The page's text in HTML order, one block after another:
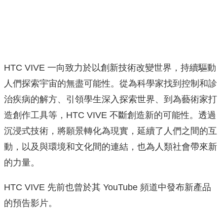
HTC VIVE 一向致力於以創新技術改變世界，持續驅動
人們探索宇宙的無盡可能性。從為科學家找到控制和診
治疾病的解方、引領學生深入探索世界、到為藝術家打
造創作工具等，HTC VIVE 不斷創造新的可能性。透過
沉浸式技術，將願景轉化為現實，延續了人們之間的互
動，以及與環境和文化間的連結，也為人類社會帶來新
的力量。
HTC VIVE 先前也曾於其 YouTube 頻道中發布新產品
的預告影片。